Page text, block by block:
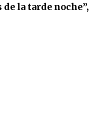
de la tarde noche”,